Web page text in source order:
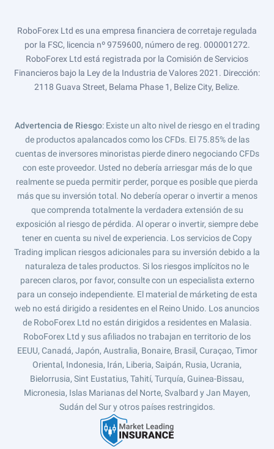
RoboForex Ltd es una empresa financiera de corretaje regulada
por la FSC, licencia nº 9759600, número de reg. 000001272.
RoboForex Ltd está registrada por la Comisión de Servicios
Financieros bajo la Ley de la Industria de Valores 2021. Dirección:
2118 Guava Street, Belama Phase 1, Belize City, Belize.
Advertencia de Riesgo: Existe un alto nivel de riesgo en el trading
de productos apalancados como los CFDs. El 75.85% de las
cuentas de inversores minoristas pierde dinero negociando CFDs
con este proveedor. Usted no debería arriesgar más de lo que
realmente se pueda permitir perder, porque es posible que pierda
más que su inversión total. No debería operar o invertir a menos
que comprenda totalmente la verdadera extensión de su
exposición al riesgo de pérdida. Al operar o invertir, siempre debe
tener en cuenta su nivel de experiencia. Los servicios de Copy
Trading implican riesgos adicionales para su inversión debido a la
naturaleza de tales productos. Si los riesgos implícitos no le
parecen claros, por favor, consulte con un especialista externo
para un consejo independiente. El material de márketing de esta
web no está dirigido a residentes en el Reino Unido. Los anuncios
de RoboForex Ltd no están dirigidos a residentes en Malasia.
RoboForex Ltd y sus afiliados no trabajan en territorio de los
EEUU, Canadá, Japón, Australia, Bonaire, Brasil, Curaçao, Timor
Oriental, Indonesia, Irán, Liberia, Saipán, Rusia, Ucrania,
Bielorrusia, Sint Eustatius, Tahití, Turquía, Guinea-Bissau,
Micronesia, Islas Marianas del Norte, Svalbard y Jan Mayen,
Sudán del Sur y otros países restringidos.